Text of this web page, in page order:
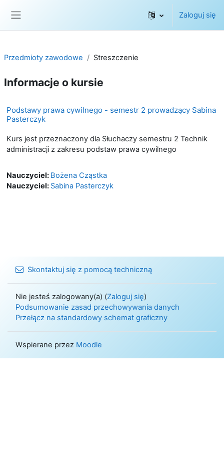
Zaloguj się
Przedmioty zawodowe Streszczenie
Informacje o kursie
Podstawy prawa cywilnego - semestr 2 prowadzący Sabina
Pasterczyk
Kurs jest przeznaczony dla Słuchaczy semestru 2 Technik
administracji z zakresu podstaw prawa cywilnego
Nauczyciel: Bożena Cząstka
Nauczyciel: Sabina Pasterczyk
Skontaktuj się z pomocą techniczną
Nie jesteś zalogowany(a) (Zaloguj się)
Podsumowanie zasad przechowywania danych
Przełącz na standardowy schemat graficzny
Wspierane przez Moodle